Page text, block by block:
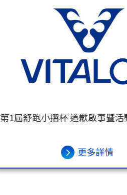
第1屆舒跑小摺杯 道歉啟事暨
更多詳情